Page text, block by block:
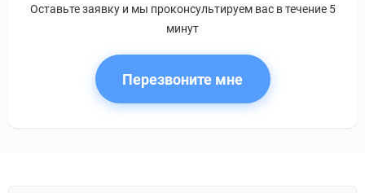
Оставьте заявку и мы проконсультируем вас в течение 5
минут
Перезвоните мне